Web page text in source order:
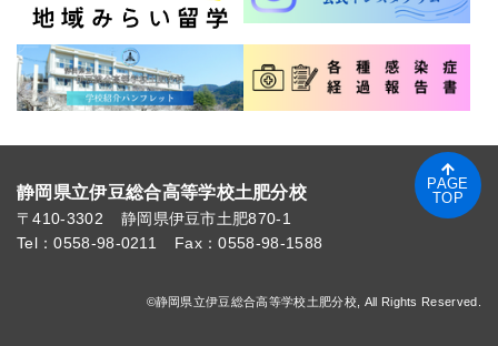
静岡県立伊豆総合高等学校土肥分校
〒410-3302
静岡県伊豆市土肥870-1
Tel：0558-98-0211
Fax：0558-98-1588
©静岡県立伊豆総合高等学校土肥分校, All Rights Reserved.
PAGE
TOP